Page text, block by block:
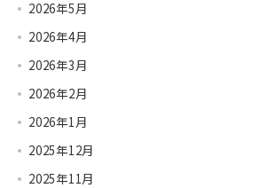
2026年5月
2026年4月
2026年3月
2026年2月
2026年1月
2025年12月
2025年11月